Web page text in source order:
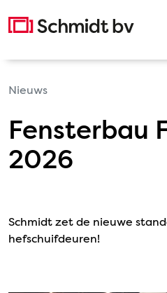
Homepage
Fensterbau
2026
Nieuws
Schmidt zet de nieuwe
hefschuifdeuren!